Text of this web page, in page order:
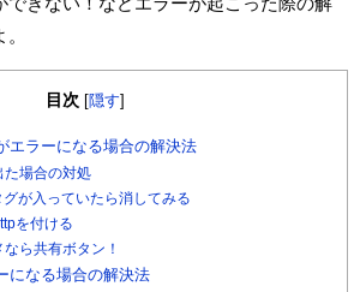
目次 [隠す]
エラーになる場合の解決法
た場合の対処
が入っていたら消してみる
を付ける
ら共有ボタン！
になる場合の解決法